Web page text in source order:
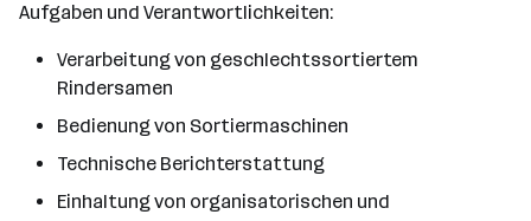
Aufgaben und Verantwortlichkeiten:
Verarbeitung von geschlechtssortiertem
Rindersamen
Bedienung von Sortiermaschinen
Technische Berichterstattung
Einhaltung von organisatorischen und